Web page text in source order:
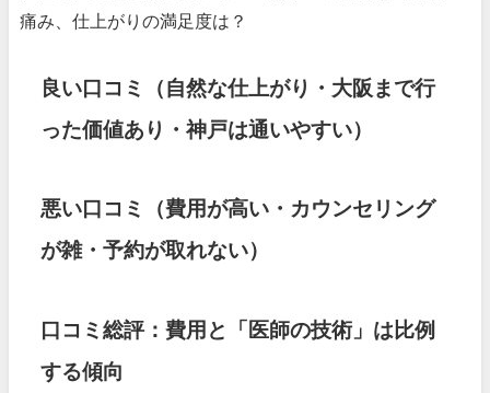
痛み、仕上がりの満足度は？
良い口コミ（自然な仕上がり・大阪まで行
った価値あり・神戸は通いやすい）
悪い口コミ（費用が高い・カウンセリング
が雑・予約が取れない）
口コミ総評：費用と「医師の技術」は比例
する傾向